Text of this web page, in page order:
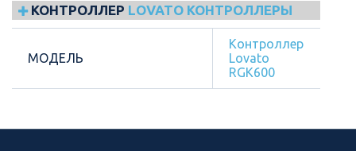
КОНТРОЛЛЕР LOVATO КОНТРОЛЛЕРЫ
МОДЕЛЬ
Контроллер
Lovato
RGK600